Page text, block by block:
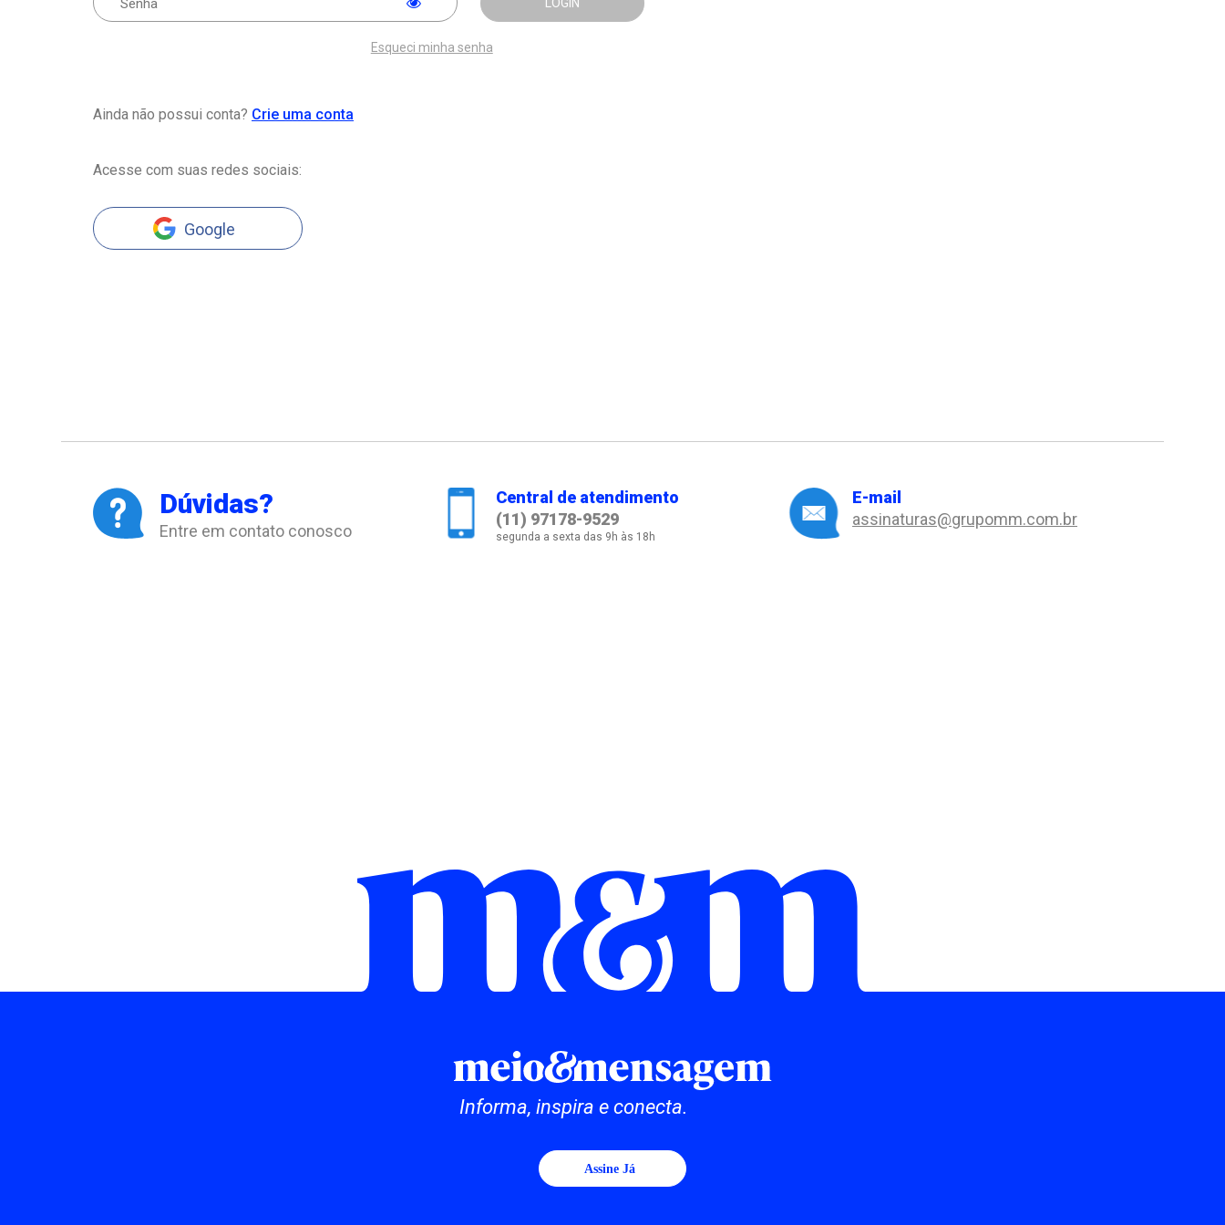
Esqueci minha senha
Ainda não possui conta? Crie uma conta
Acesse com suas redes sociais:
Google
Dúvidas?
Entre em contato conosco
Central de atendimento
(11) 97178-9529
segunda a sexta das 9h às 18h
E-mail
assinaturas@grupomm.com.br
Informa, inspira e conecta.
Assine Já